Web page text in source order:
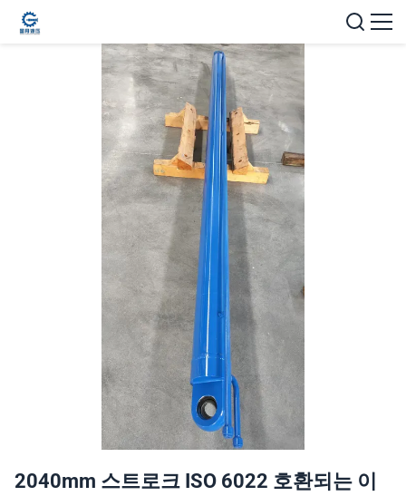
2040mm 스트로크 ISO 6022 호환되는 이